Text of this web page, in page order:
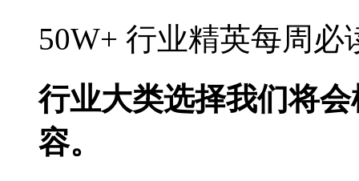
50W+ 行业精英每周
行业大类选择我们将
容。